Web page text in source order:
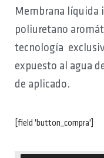
Membrana líquida
poliuretano
tecnología
expuesto al agua
de aplicado.
[field 'button_compra']